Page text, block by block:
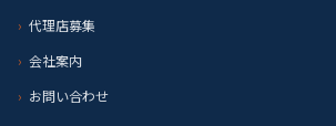
代理店募集
会社案内
お問い合わせ